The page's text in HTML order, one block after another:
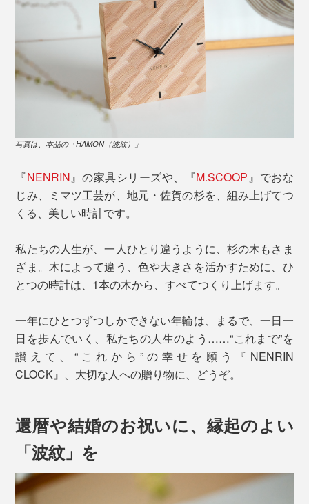
写真は、本品の「HAMON（波紋）」
『NENRIN』の家具シリーズや、『M.SCOOP』でおな
じみ、ミマツ工芸が、地元・佐賀の杉を、組み上げてつ
くる、美しい時計です。
私たちの人生が、一人ひとり違うように、杉の木もさま
ざま。木によって違う、色や大きさを活かすために、ひ
とつの時計は、1本の木から、すべてつくり上げます。
一年にひとつずつしかできない年輪は、まるで、一日一
日を歩んでいく、私たちの人生のよう……“これまで”を
讃えて、“これから”の幸せを願う『NENRIN
CLOCK』、大切な人への贈り物に、どうぞ。
還暦や結婚のお祝いに、縁起のよい
「波紋」を